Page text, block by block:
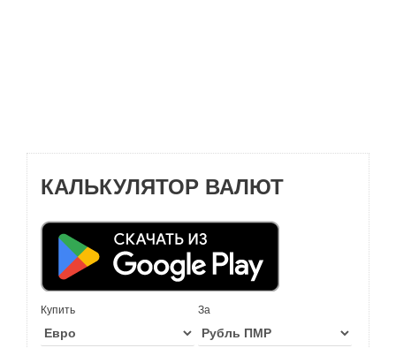
КАЛЬКУЛЯТОР ВАЛЮТ
Купить За